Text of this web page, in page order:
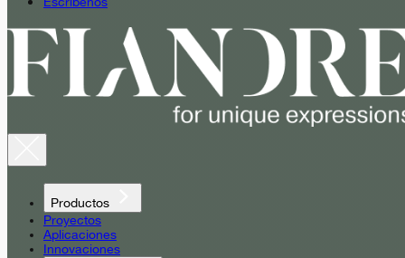
Productos
Proyectos
Aplicaciones
Innovaciones